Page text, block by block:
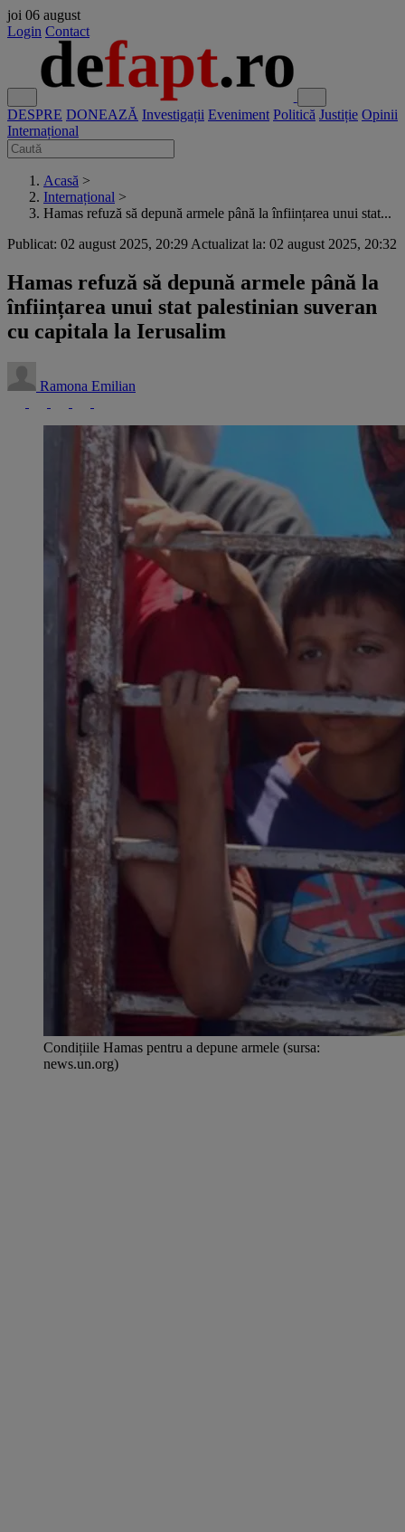
joi 06 august
Login Contact
DESPRE DONEAZĂ Investigații Eveniment Politică Justiție Opinii
Internațional
Acasă >
Internațional >
Hamas refuză să depună armele până la înființarea unui stat...
Publicat: 02 august 2025, 20:29 Actualizat la: 02 august 2025, 20:32
Hamas refuză să depună armele până la
înființarea unui stat palestinian suveran
cu capitala la Ierusalim
Ramona Emilian
Condițiile Hamas pentru a depune armele (sursa:
news.un.org)